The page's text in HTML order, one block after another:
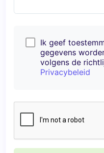
Ik geef
gegevens
volgens de
Privacybeleid